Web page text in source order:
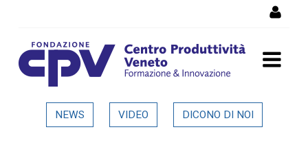
Emergenza Coronavirus -
NEWS VIDEO DICONO DI NOI